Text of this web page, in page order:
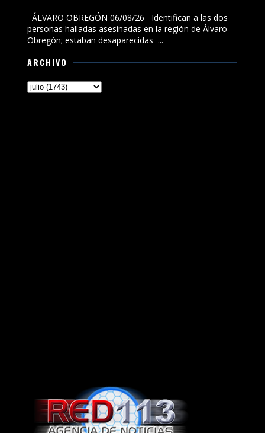
ÁLVARO OBREGÓN 06/08/26 Identifican a las dos
personas halladas asesinadas en la región de Álvaro
Obregón; estaban desaparecidas ...
ARCHIVO